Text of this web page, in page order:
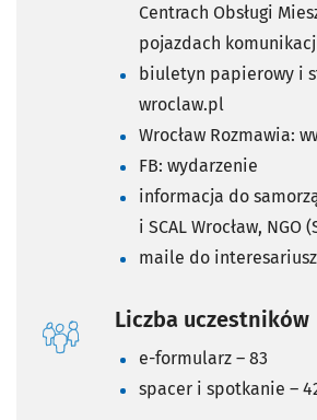
Centrach Obsługi
pojazdach
biuletyn papierowy i
wroclaw.pl
Wrocław Rozmawia:
FB: wydarzenie
informacja do
i SCAL Wrocław, NGO
maile do
Liczba uczestników
e-formularz – 83
spacer i spotkanie –